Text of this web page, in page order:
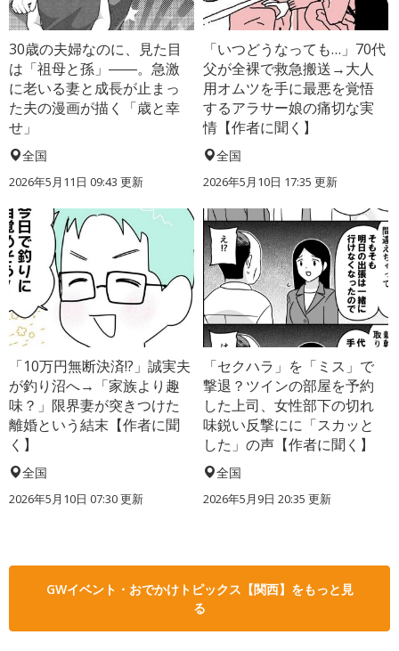
30歳の夫婦なのに、見た目
は「祖母と孫」――。急激
に老いる妻と成長が止まっ
た夫の漫画が描く「歳と幸
せ」
全国
2026年5月11日 09:43 更新
「いつどうなっても…」70代
父が全裸で救急搬送→大人
用オムツを手に最悪を覚悟
するアラサー娘の痛切な実
情【作者に聞く】
全国
2026年5月10日 17:35 更新
「10万円無断決済!?」誠実夫
が釣り沼へ→「家族より趣
味？」限界妻が突きつけた
離婚という結末【作者に聞
く】
全国
2026年5月10日 07:30 更新
「セクハラ」を「ミス」で
撃退？ツインの部屋を予約
した上司、女性部下の切れ
味鋭い反撃にに「スカッと
した」の声【作者に聞く】
全国
2026年5月9日 20:35 更新
GWイベント・おでかけトピックス【関西】をもっと見
る